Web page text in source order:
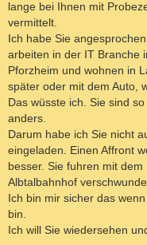
lange bei Ihnen mit
vermittelt.
Ich habe Sie
arbeiten in der IT Branche
Pforzheim und wohnen in
später oder mit dem Auto,
Das wüsste ich. Sie sind
anders.
Darum habe ich Sie nicht
eingeladen. Einen Affront
besser. Sie fuhren mit
Albtalbahnhof
Ich bin mir sicher das
bin.
Ich will Sie wiedersehen